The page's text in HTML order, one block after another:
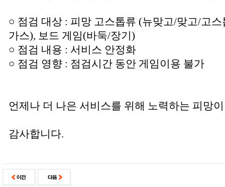
○ 점검 대상 : 피망 고스톱류 (뉴맞고/맞고/고
가스), 보드 게임(바둑/장기)
○ 점검 내용 : 서비스 안정화
○ 점검 영향 : 점검시간 동안 게임이용 불가
언제나 더 나은 서비스를 위해 노력하는 피망
감사합니다.